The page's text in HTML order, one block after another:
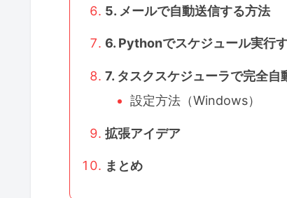
5. メールで自動送信する方法
6. Pythonでスケジュール実行
7. タスクスケジューラで完全自
設定方法（Windows）
拡張アイデア
まとめ